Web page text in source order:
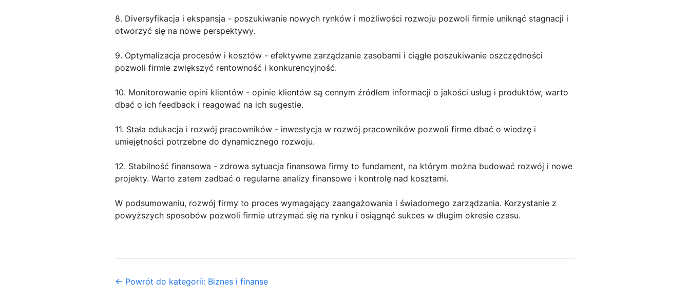
8. Diversyfikacja i ekspansja - poszukiwanie nowych rynków i możliwości rozwoju pozwoli firmie uniknąć stagnacji i
otworzyć się na nowe perspektywy.
9. Optymalizacja procesów i kosztów - efektywne zarządzanie zasobami i ciągłe poszukiwanie oszczędności
pozwoli firmie zwiększyć rentowność i konkurencyjność.
10. Monitorowanie opini klientów - opinie klientów są cennym źródłem informacji o jakości usług i produktów, warto
dbać o ich feedback i reagować na ich sugestie.
11. Stała edukacja i rozwój pracowników - inwestycja w rozwój pracowników pozwoli firme dbać o wiedzę i
umiejętności potrzebne do dynamicznego rozwoju.
12. Stabilność finansowa - zdrowa sytuacja finansowa firmy to fundament, na którym można budować rozwój i nowe
projekty. Warto zatem zadbać o regularne analizy finansowe i kontrolę nad kosztami.
W podsumowaniu, rozwój firmy to proces wymagający zaangażowania i świadomego zarządzania. Korzystanie z
powyższych sposobów pozwoli firmie utrzymać się na rynku i osiągnąć sukces w długim okresie czasu.
← Powrót do kategorii: Biznes i finanse